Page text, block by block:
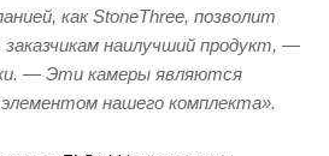
как StoneThree, позволит
наилучший продукт, —
— Эти камеры являются
нашего комплекта».